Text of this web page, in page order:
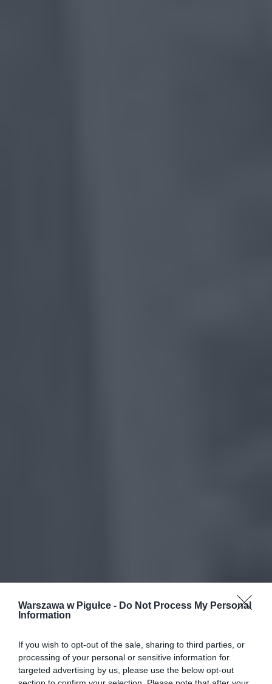
Warszawa w Pigułce - Do Not Process My Personal
Information
If you wish to opt-out of the sale, sharing to third parties, or
processing of your personal or sensitive information for
targeted advertising by us, please use the below opt-out